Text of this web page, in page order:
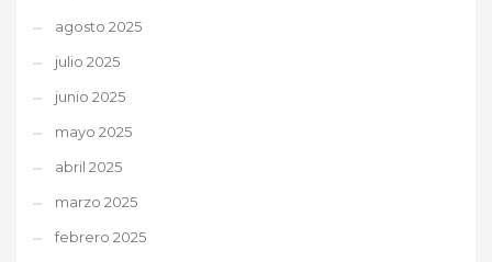
agosto 2025
julio 2025
junio 2025
mayo 2025
abril 2025
marzo 2025
febrero 2025